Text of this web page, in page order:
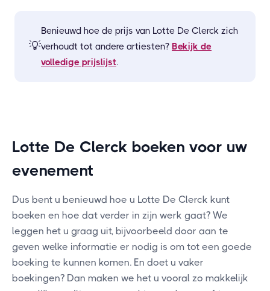
💡
Benieuwd hoe de prijs van Lotte De Clerck zich
verhoudt tot andere artiesten? Bekijk de
volledige prijslijst.
Lotte De Clerck boeken voor uw
evenement
Dus bent u benieuwd hoe u Lotte De Clerck kunt
boeken en hoe dat verder in zijn werk gaat? We
leggen het u graag uit, bijvoorbeeld door aan te
geven welke informatie er nodig is om tot een goede
boeking te kunnen komen. En doet u vaker
boekingen? Dan maken we het u vooral zo makkelijk